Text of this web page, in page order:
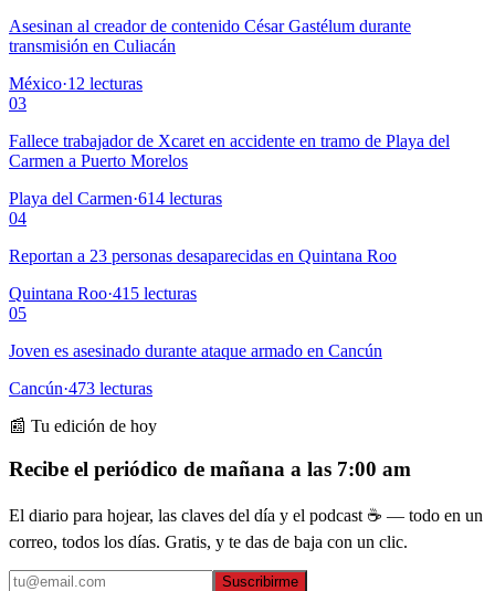
Asesinan al creador de contenido César Gastélum durante
transmisión en Culiacán
México·12 lecturas
03
Fallece trabajador de Xcaret en accidente en tramo de Playa del
Carmen a Puerto Morelos
Playa del Carmen·614 lecturas
04
Reportan a 23 personas desaparecidas en Quintana Roo
Quintana Roo·415 lecturas
05
Joven es asesinado durante ataque armado en Cancún
Cancún·473 lecturas
📰 Tu edición de hoy
Recibe el periódico de mañana a las 7:00 am
El diario para hojear, las claves del día y el podcast ☕ — todo en un
correo, todos los días. Gratis, y te das de baja con un clic.
Suscribirme